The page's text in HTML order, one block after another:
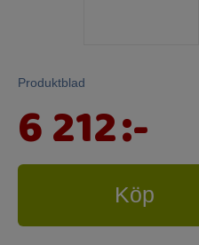
Produktblad
6 212:-
Köp